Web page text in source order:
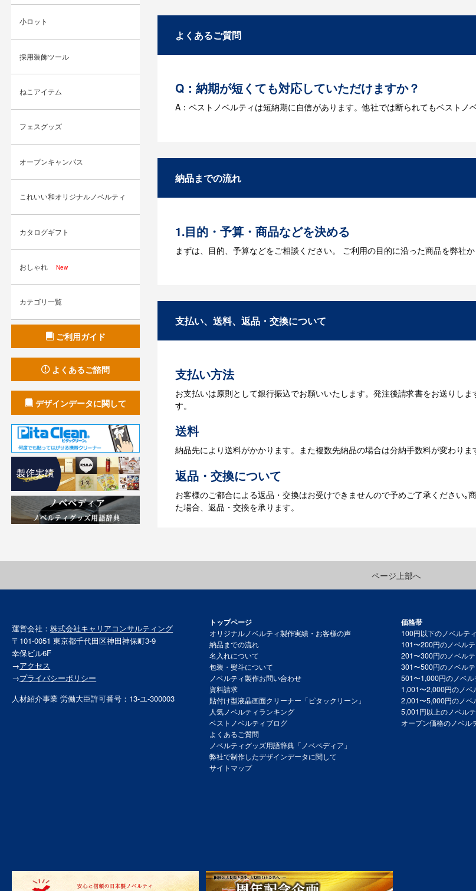
よくあるご質問
Q：納期が短くても対応していただけますか？
A：ベストノベルティは短納期に自信があります。他社では断られてもベストノ
納品までの流れ
1.目的・予算・商品などを決める
まずは、目的、予算などをご相談ください。 ご利用の目的に沿った商品を弊社か
3.発注・データ入稿
お見積書を元に、製作が決定しましたら、ご注文書をお送りします。
4.納品
【名入れをする場合】データのご入稿後３週間程度で納品となります。
【名入れなしの場合】在庫がある場合、3～5営業日程度で納品となります。
支払い、送料、返品・交換について
支払い方法
お支払いは原則として銀行振込でお願いいたします。発注後請求書をお送りし
す。
送料
納品先により送料がかかります。また複数先納品の場合は分納手数料が変わりま
返品・交換について
お客様のご都合による返品・交換はお受けできませんので予めご了承ください
た場合、返品・交換を承ります。
小ロット
採用装飾ツール
ねこアイテム
フェスグッズ
オープンキャンパス
これいい和オリジナルノベルティ
カタログギフト
おしゃれ New
カテゴリ一覧
ご利用ガイド
よくあるご諮問
デザインデータに関して
ページ上部へ
運営会社：株式会社キャリアコンサルティング
〒101-0051 東京都千代田区神田神保町3-9
幸保ビル6F
→アクセス
→プライバシーポリシー
人材紹介事業 労働大臣許可番号：13-ユ-300003
トップページ
オリジナルノベルティ製作実績・お客様の声
納品までの流れ
名入れについて
包装・熨斗について
ノベルティ製作お問い合わせ
資料請求
貼付け型液晶画面クリーナー「ピタックリーン」
人気ノベルティランキング
ベストノベルティブログ
よくあるご質問
ノベルティグッズ用語辞典「ノベペディア」
弊社で制作したデザインデータに関して
サイトマップ
価格帯
100円以下のノベルテ
101〜200円のノベル
201〜300円のノベル
301〜500円のノベル
501〜1,000円のノベ
1,001〜2,000円のノベ
2,001〜5,000円のノベ
5,001円以上のノベル
オープン価格のノベル